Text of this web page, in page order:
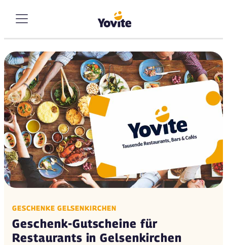
GESCHENKE GELSENKIRCHEN
Geschenk-Gutscheine für
Restaurants in Gelsenkirchen